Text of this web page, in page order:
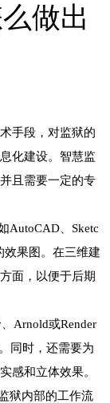
做出
手段，对监狱的
化建设。智慧监
且需要一定的专
AutoCAD、Sketc
效果图。在三维建
面，以便于后期
Arnold或Render
同时，还需要为
感和立体效果。
狱内部的工作流